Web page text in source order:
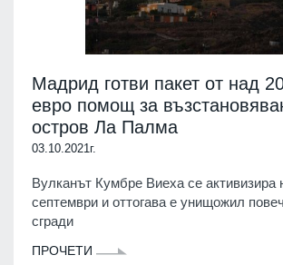
Мадрид готви пакет от над
евро помощ за
остров Ла Палма
03.10.2021г.
Вулканът Кумбре Виеха се активизира
септември и оттогава е унищожил
сгради
ПРОЧЕТИ